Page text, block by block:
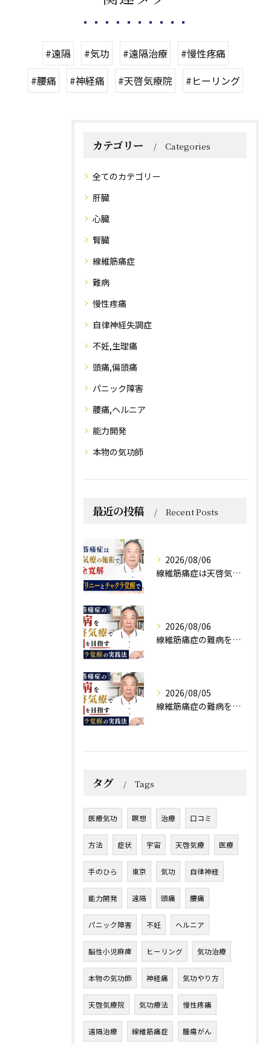
#遠隔 #気功 #遠隔治療
#慢性疼痛
#腰痛
#神経痛 #天啓気療院 #ヒーリング
カテゴリー Categories
全てのカテゴリー
肝臓
心臓
腎臓
線維筋痛症
難病
慢性疼痛
自律神経失調症
不妊,生理痛
頭痛,偏頭痛
パニック障害
腰痛,ヘルニア
能力開発
本物の気功師
最近の投稿 Recent Posts
2026/08/06
線維筋痛症は天啓気療の施術で完全寛解 クンダリニーとチャクラ覚醒で
2026/08/06
線維筋痛症の難病を天啓気療で寛解を目指すチャクラ覚醒の実践法
2026/08/05
線維筋痛症の難病を天啓気療で寛解を目指すチャクラ覚醒の実践法
タグ Tags
医療気功 瞑想 治療 口コミ
方法 症状 宇宙 天啓気療 医療
手のひら 東京 気功 自律神経
能力開発 遠隔 頭痛 腰痛
パニック障害 不妊 ヘルニア
脳性小児麻痺 ヒーリング 気功治療
本物の気功師 神経痛 気功やり方
天啓気療院 気功療法 慢性疼痛
遠隔治療 線維筋痛症 腫瘍がん